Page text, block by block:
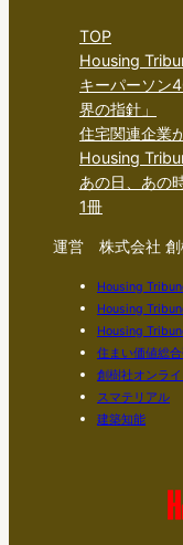
TOP
Housing
キーパーソン
界の指針」
住宅関連企業
Housing
あの日、あの
1冊
運営 株式会社 創
Housing
Housing
Housing
住まい価値総
創樹社オンラ
スマテリアル
建築知能